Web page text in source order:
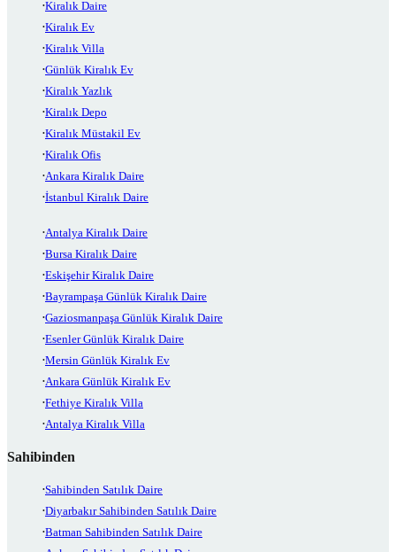
Kiralık Daire
Kiralık Ev
Kiralık Villa
Günlük Kiralık Ev
Kiralık Yazlık
Kiralık Depo
Kiralık Müstakil Ev
Kiralık Ofis
Ankara Kiralık Daire
İstanbul Kiralık Daire
Antalya Kiralık Daire
Bursa Kiralık Daire
Eskişehir Kiralık Daire
Bayrampaşa Günlük Kiralık Daire
Gaziosmanpaşa Günlük Kiralık Daire
Esenler Günlük Kiralık Daire
Mersin Günlük Kiralık Ev
Ankara Günlük Kiralık Ev
Fethiye Kiralık Villa
Antalya Kiralık Villa
Sahibinden
Sahibinden Satılık Daire
Diyarbakır Sahibinden Satılık Daire
Batman Sahibinden Satılık Daire